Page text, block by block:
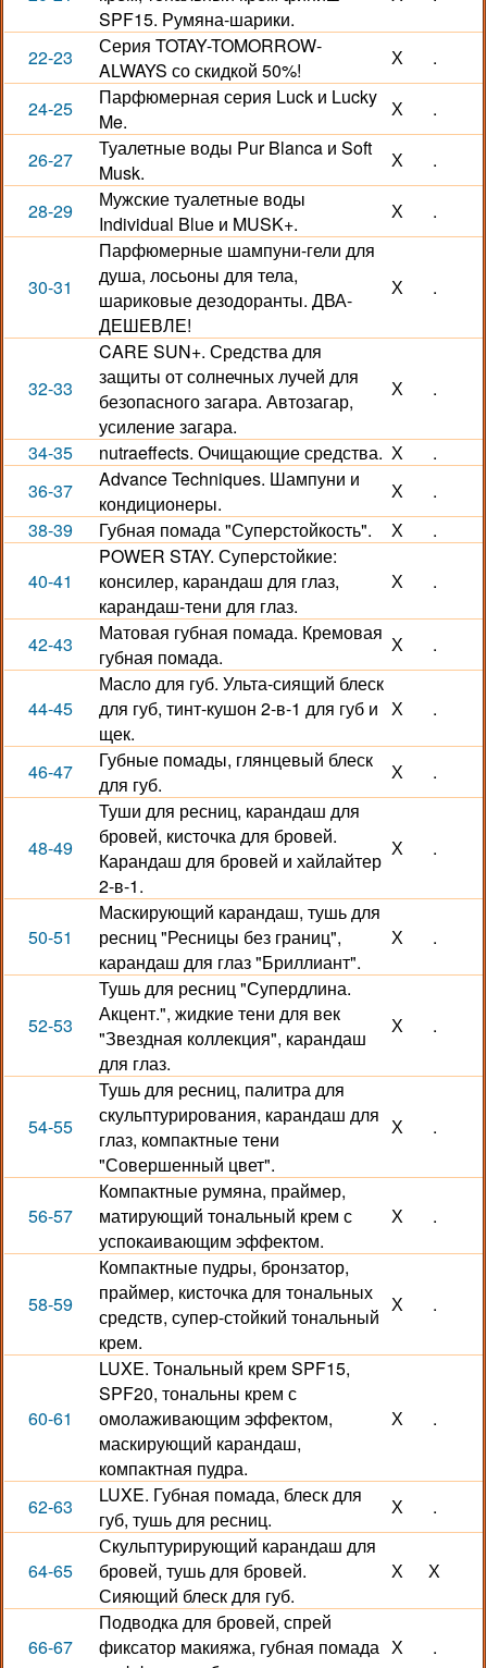
SPF15. Румяна-шарики.
22-23
Серия TOTAY-TOMORROW-
ALWAYS со скидкой 50%!
Х .
24-25
Парфюмерная серия Luck и Lucky
Me.
Х .
26-27
Туалетные воды Pur Blanca и Soft
Musk.
Х .
28-29
Мужские туалетные воды
Individual Blue и MUSK+.
Х .
30-31
Парфюмерные шампуни-гели для
душа, лосьоны для тела,
шариковые дезодоранты. ДВА-
ДЕШЕВЛЕ!
Х .
32-33
CARE SUN+. Средства для
защиты от солнечных лучей для
безопасного загара. Автозагар,
усиление загара.
Х .
34-35 nutraeffects. Очищающие средства. Х
.
36-37
Advance Techniques. Шампуни и
кондиционеры.
Х
.
38-39
Губная помада "Суперстойкость". Х .
40-41
POWER STAY. Суперстойкие:
консилер, карандаш для глаз,
карандаш-тени для глаз.
Х .
42-43
Матовая губная помада. Кремовая
губная помада.
Х .
44-45
Масло для губ. Ульта-сиящий блеск
для губ, тинт-кушон 2-в-1 для губ и
щек.
Х .
46-47
Губные помады, глянцевый блеск
для губ.
Х .
48-49
Туши для ресниц, карандаш для
бровей, кисточка для бровей.
Карандаш для бровей и хайлайтер
2-в-1.
Х .
50-51
Маскирующий карандаш, тушь для
ресниц "Ресницы без границ",
карандаш для глаз "Бриллиант".
Х .
52-53
Тушь для ресниц "Супердлина.
Акцент.", жидкие тени для век
"Звездная коллекция", карандаш
для глаз.
Х .
54-55
Тушь для ресниц, палитра для
скульптурирования, карандаш для
глаз, компактные тени
"Совершенный цвет".
Х .
56-57
Компактные румяна, праймер,
матирующий тональный крем с
успокаивающим эффектом.
Х .
58-59
Компактные пудры, бронзатор,
праймер, кисточка для тональных
средств, супер-стойкий тональный
крем.
Х .
60-61
LUXE. Тональный крем SPF15,
SPF20, тональны крем с
омолаживающим эффектом,
маскирующий карандаш,
компактная пудра.
Х .
62-63
LUXE. Губная помада, блеск для
губ, тушь для ресниц.
Х .
64-65
Скульптурирующий карандаш для
бровей, тушь для бровей.
Сияющий блеск для губ.
Х Х
66-67
Подводка для бровей, спрей
фиксатор макияжа, губная помада Х .